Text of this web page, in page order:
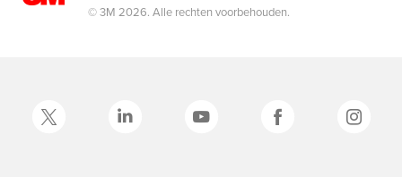
© 3M 2026. Alle rechten voorbehouden.